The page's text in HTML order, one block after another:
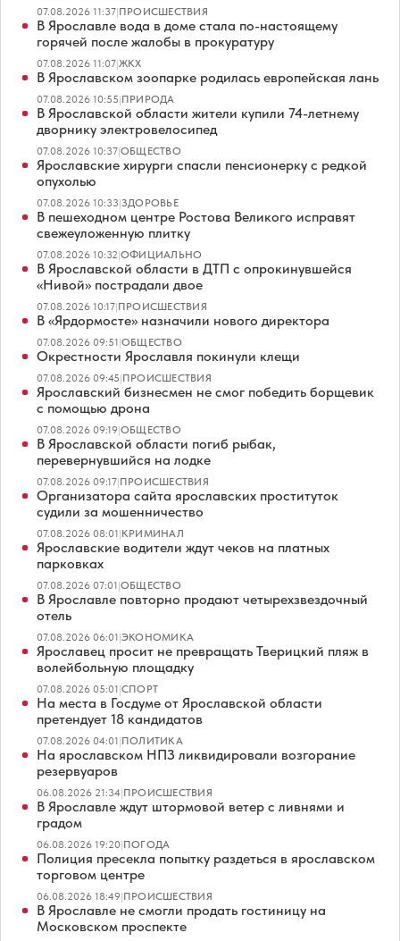
07.08.2026 11:37|ПРОИСШЕСТВИЯ
В Ярославле вода в доме стала по-настоящему
горячей после жалобы в прокуратуру
07.08.2026 11:07|ЖКХ
В Ярославском зоопарке родилась европейская лань
07.08.2026 10:55|ПРИРОДА
В Ярославской области жители купили 74-летнему
дворнику электровелосипед
07.08.2026 10:37|ОБЩЕСТВО
Ярославские хирурги спасли пенсионерку с редкой
опухолью
07.08.2026 10:33|ЗДОРОВЬЕ
В пешеходном центре Ростова Великого исправят
свежеуложенную плитку
07.08.2026 10:32|ОФИЦИАЛЬНО
В Ярославской области в ДТП с опрокинувшейся
«Нивой» пострадали двое
07.08.2026 10:17|ПРОИСШЕСТВИЯ
В «Ярдормосте» назначили нового директора
07.08.2026 09:51|ОБЩЕСТВО
Окрестности Ярославля покинули клещи
07.08.2026 09:45|ПРОИСШЕСТВИЯ
Ярославский бизнесмен не смог победить борщевик
с помощью дрона
07.08.2026 09:19|ОБЩЕСТВО
В Ярославской области погиб рыбак,
перевернувшийся на лодке
07.08.2026 09:17|ПРОИСШЕСТВИЯ
Организатора сайта ярославских проституток
судили за мошенничество
07.08.2026 08:01|КРИМИНАЛ
Ярославские водители ждут чеков на платных
парковках
07.08.2026 07:01|ОБЩЕСТВО
В Ярославле повторно продают четырехзвездочный
отель
07.08.2026 06:01|ЭКОНОМИКА
Ярославец просит не превращать Тверицкий пляж в
волейбольную площадку
07.08.2026 05:01|СПОРТ
На места в Госдуме от Ярославской области
претендует 18 кандидатов
07.08.2026 04:01|ПОЛИТИКА
На ярославском НПЗ ликвидировали возгорание
резервуаров
06.08.2026 21:34|ПРОИСШЕСТВИЯ
В Ярославле ждут штормовой ветер с ливнями и
градом
06.08.2026 19:20|ПОГОДА
Полиция пресекла попытку раздеться в ярославском
торговом центре
06.08.2026 18:49|ПРОИСШЕСТВИЯ
В Ярославле не смогли продать гостиницу на
Московском проспекте